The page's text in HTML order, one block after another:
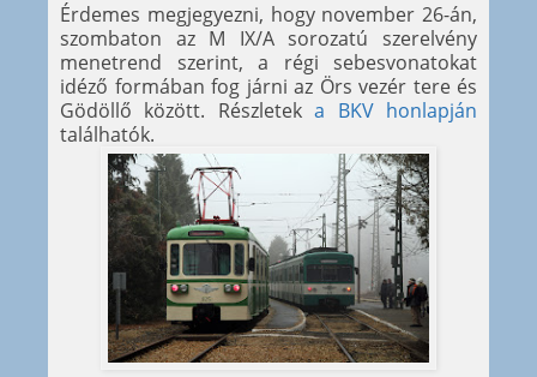
Érdemes megjegyezni, hogy november 26-án,
szombaton az M IX/A sorozatú szerelvény
menetrend szerint, a régi sebesvonatokat
idéző formában fog járni az Örs vezér tere és
Gödöllő között. Részleteka BKV honlapján
találhatók.